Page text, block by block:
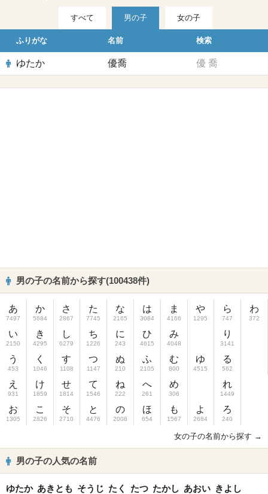
すべて 男の子 女の子
ふりがな 名前 検索
ゆたか 優喬 優 喬
男の子の名前から探す(100438件)
あ
7497
い
2150
う
453
え
931
お
1305
か
5684
き
4295
く
1046
け
1859
こ
2826
さ
2867
し
6279
す
1108
せ
1814
そ
2710
た
7745
ち
1226
つ
1147
て
1546
と
4476
な
2165
に
243
ぬ
210
ね
222
の
2008
は
3084
ひ
4615
ふ
2105
へ
261
ほ
654
ま
4166
み
4048
む
800
め
306
も
1567
や
1295
ゆ
4515
よ
2684
ら
747
り
3141
る
562
れ
1449
ろ
240
わ
372
女の子の名前から探す →
男の子の人気の名前
ゆたか あきとも そうじ たく たつ たかし あおい きよし